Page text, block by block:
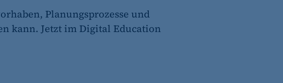
Planungsprozesse und
kann. Jetzt im Digital Education